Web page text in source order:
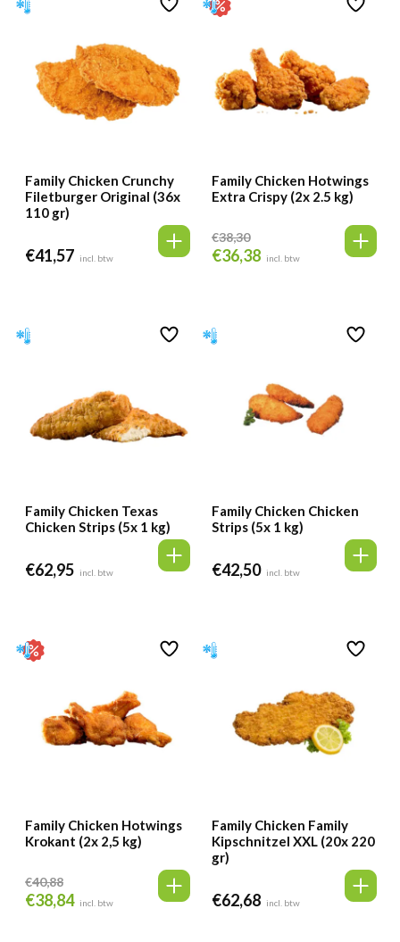
Family Chicken Crunchy
Filetburger Original (36x
110 gr)
€41,57 incl. btw
Family Chicken Hotwings
Extra Crispy (2x 2.5 kg)
€38,30
Oorspronkelijke
€36,38 Huidige
incl. btw
Family Chicken Texas
Chicken Strips (5x 1 kg)
€62,95 incl. btw
Family Chicken Chicken
Strips (5x 1 kg)
€42,50 incl. btw
Family Chicken Hotwings
Krokant (2x 2,5 kg)
€40,88
Oorspronkelijke
€38,84 Huidige
incl. btw
Family Chicken Family
Kipschnitzel XXL (20x 220
gr)
€62,68 incl. btw